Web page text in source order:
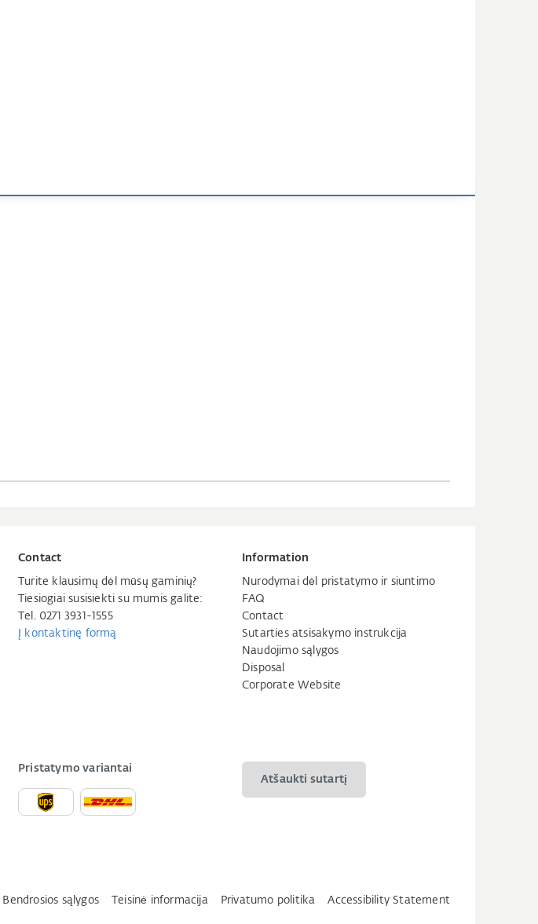
Contact
Turite klausimų dėl mūsų gaminių?
Tiesiogiai susisiekti su mumis galite:
Tel. 0271 3931-1555
Į kontaktinę formą
Information
Nurodymai dėl pristatymo ir siuntimo
FAQ
Contact
Sutarties atsisakymo instrukcija
Naudojimo sąlygos
Disposal
Corporate Website
Pristatymo variantai
Atšaukti sutartį
Bendrosios sąlygos Teisinė informacija Privatumo politika Accessibility Statement